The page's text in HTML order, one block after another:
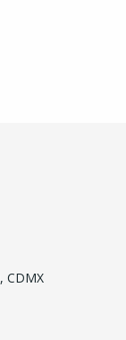
CDMX